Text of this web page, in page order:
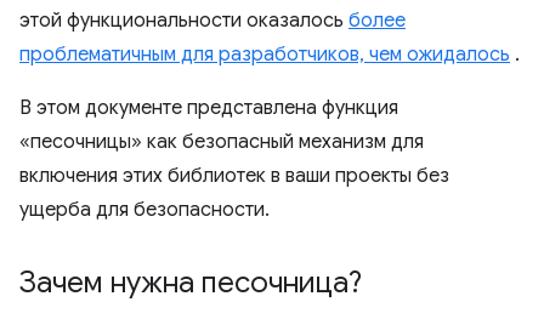
этой функциональности оказалось более
проблематичным для разработчиков, чем ожидалось .
В этом документе представлена ​​функция
«песочницы» как безопасный механизм для
включения этих библиотек в ваши проекты без
ущерба для безопасности.
Зачем нужна песочница?